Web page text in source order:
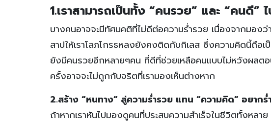
1.เราสามารถเป็นทั้ง “คนรวย” และ “คนดี”
บางคนอาจจะมีทัศนคติที่ไม่ดีต่อความร่ำรวย เนื่องจากมอ
สาปให้เราโลภโกรธหลงยังคงติดกับกิเลส ซึ่งความคิดนี้ถือเ
ยังมีคนรวยอีกหลายๆคน ที่ดีที่ช่วยเหลือคนแบบไม่หวังผลต
ครั้งอาจจะไม่ถูกกับจริตที่เรามองเห็นต่างหาก
2.สร้าง “หนทาง” สู่ความร่ำรวย แทน “ความคิด” อยากร่
ถ้าหากเราหันไปมองดูคนที่ประสบความสำเร็จในชีวิตทั้งหลา